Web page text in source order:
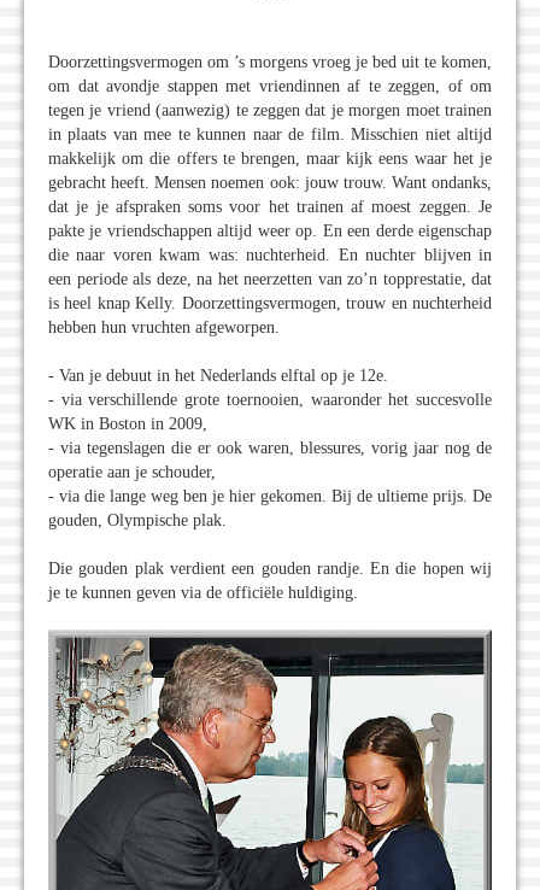
Doorzettingsvermogen om ’s morgens vroeg je bed uit te komen,
om dat avondje stappen met vriendinnen af te zeggen, of om
tegen je vriend (aanwezig) te zeggen dat je morgen moet trainen
in plaats van mee te kunnen naar de film. Misschien niet altijd
makkelijk om die offers te brengen, maar kijk eens waar het je
gebracht heeft. Mensen noemen ook: jouw trouw. Want ondanks,
dat je je afspraken soms voor het trainen af moest zeggen. Je
pakte je vriendschappen altijd weer op. En een derde eigenschap
die naar voren kwam was: nuchterheid. En nuchter blijven in
een periode als deze, na het neerzetten van zo’n topprestatie, dat
is heel knap Kelly. Doorzettingsvermogen, trouw en nuchterheid
hebben hun vruchten afgeworpen.
- Van je debuut in het Nederlands elftal op je 12e.
- via verschillende grote toernooien, waaronder het succesvolle
WK in Boston in 2009,
- via tegenslagen die er ook waren, blessures, vorig jaar nog de
operatie aan je schouder,
- via die lange weg ben je hier gekomen. Bij de ultieme prijs. De
gouden, Olympische plak.
Die gouden plak verdient een gouden randje. En die hopen wij
je te kunnen geven via de officiële huldiging.